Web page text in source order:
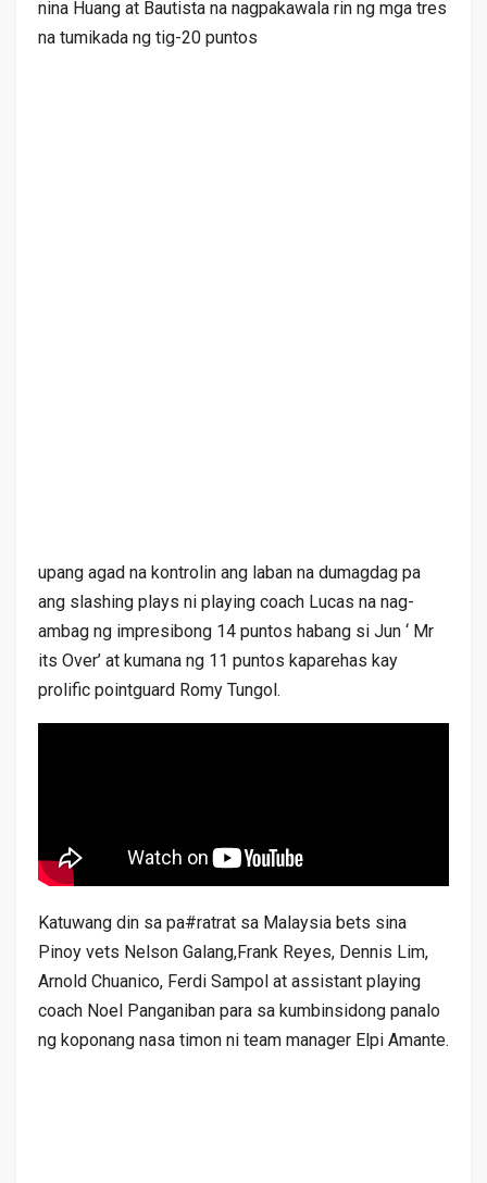
nina Huang at Bautista na nagpakawala rin ng mga tres
na tumikada ng tig-20 puntos
upang agad na kontrolin ang laban na dumagdag pa
ang slashing plays ni playing coach Lucas na nag-
ambag ng impresibong 14 puntos habang si Jun ‘ Mr
its Over’ at kumana ng 11 puntos kaparehas kay
prolific pointguard Romy Tungol.
Katuwang din sa pa#ratrat sa Malaysia bets sina
Pinoy vets Nelson Galang,Frank Reyes, Dennis Lim,
Arnold Chuanico, Ferdi Sampol at assistant playing
coach Noel Panganiban para sa kumbinsidong panalo
ng koponang nasa timon ni team manager Elpi Amante.